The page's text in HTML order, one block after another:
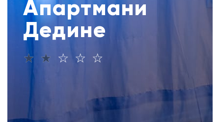
Апартмани
Дедине
☆ ☆ ☆ ☆ ☆